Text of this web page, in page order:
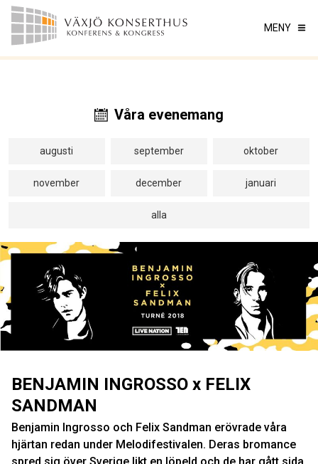
MENY
Våra evenemang
augusti september oktober
november december januari
alla
BENJAMIN INGROSSO x FELIX
SANDMAN
Benjamin Ingrosso och Felix Sandman erövrade våra
hjärtan redan under Melodifestivalen. Deras bromance